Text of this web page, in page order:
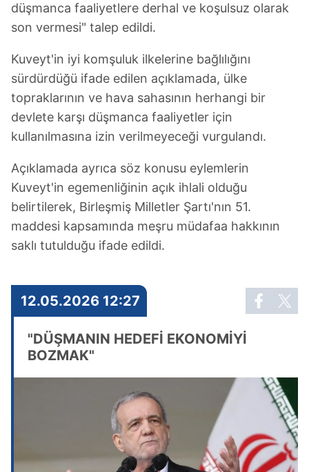
düşmanca faaliyetlere derhal ve koşulsuz olarak
son vermesi" talep edildi.
Kuveyt'in iyi komşuluk ilkelerine bağlılığını
sürdürdüğü ifade edilen açıklamada, ülke
topraklarının ve hava sahasının herhangi bir
devlete karşı düşmanca faaliyetler için
kullanılmasına izin verilmeyeceği vurgulandı.
Açıklamada ayrıca söz konusu eylemlerin
Kuveyt'in egemenliğinin açık ihlali olduğu
belirtilerek, Birleşmiş Milletler Şartı'nın 51.
maddesi kapsamında meşru müdafaa hakkının
saklı tutulduğu ifade edildi.
12.05.2026 12:27
"DÜŞMANIN HEDEFİ EKONOMİYİ
BOZMAK"